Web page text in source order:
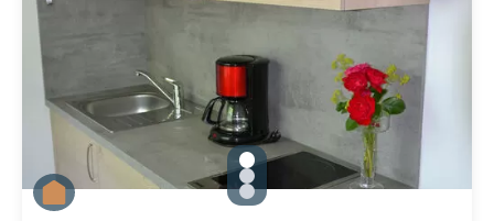
gallery.slide_selector
Zu Slide 1 wechseln
Zu Slide 2 wechseln
Zu Slide 3 wechseln